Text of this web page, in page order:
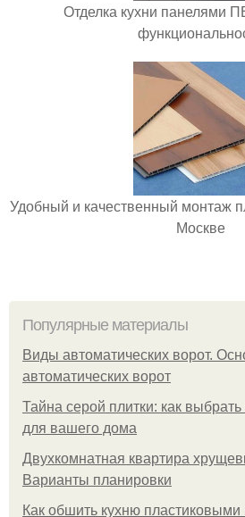
Отделка кухни панелями
Удобный и качественный монтаж
Москве
Популярные материалы
Виды автоматических ворот.
автоматических ворот
Тайна серой плитки: как
для вашего дома
Двухкомнатная квартира
Варианты планировки
Как обшить кухню пластиковыми